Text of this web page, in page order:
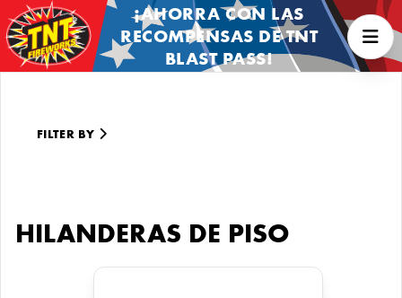
¡AHORRA CON LAS
RECOMPENSAS DE TNT
BLAST PASS!
FILTER BY
HILANDERAS DE PISO